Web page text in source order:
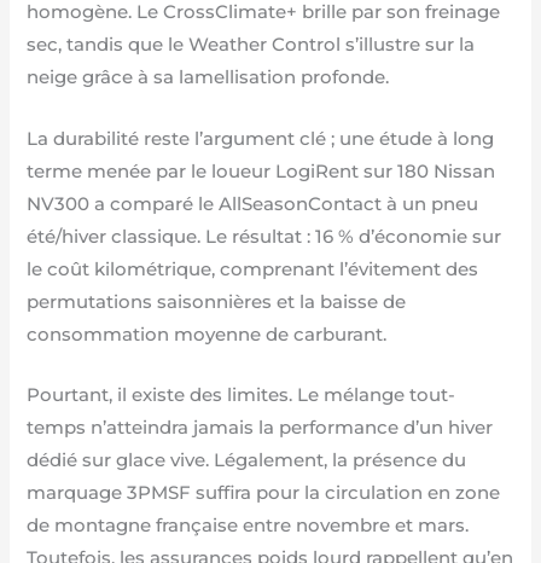
homogène. Le CrossClimate+ brille par son freinage
sec, tandis que le Weather Control s’illustre sur la
neige grâce à sa lamellisation profonde.
La durabilité reste l’argument clé ; une étude à long
terme menée par le loueur LogiRent sur 180 Nissan
NV300 a comparé le AllSeasonContact à un pneu
été/hiver classique. Le résultat : 16 % d’économie sur
le coût kilométrique, comprenant l’évitement des
permutations saisonnières et la baisse de
consommation moyenne de carburant.
Pourtant, il existe des limites. Le mélange tout-
temps n’atteindra jamais la performance d’un hiver
dédié sur glace vive. Légalement, la présence du
marquage 3PMSF suffira pour la circulation en zone
de montagne française entre novembre et mars.
Toutefois, les assurances poids lourd rappellent qu’en